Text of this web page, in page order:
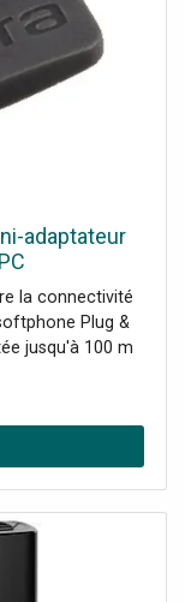
adaptateur
la connectivité
Plug &
jusqu'à 100 m
l'Evolve 65 et
Stealth